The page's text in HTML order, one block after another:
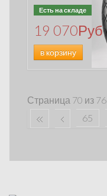
Есть на складе
19 070Руб
в корзину
Страница 70 из 76
65